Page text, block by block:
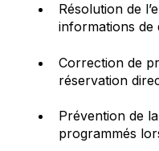
Résolution de
informations de
Correction de
réservation
Prévention de
programmés